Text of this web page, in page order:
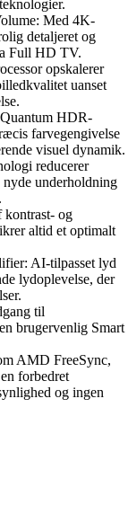
Med 4K-
detaljeret og
Full HD TV.
opskalerer
uanset
HDR-
farvegengivelse
visuel dynamik.
reducerer
underholdning
kontrast- og
altid et optimalt
AI-tilpasset lyd
lydoplevelse, der
til
brugervenlig Smart
AMD FreeSync,
forbedret
og ingen